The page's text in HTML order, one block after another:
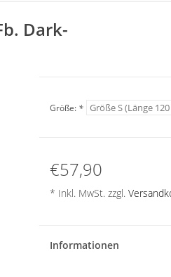
Dark-
Größe: *
€57,90
* Inkl. MwSt. zzgl.
Informationen